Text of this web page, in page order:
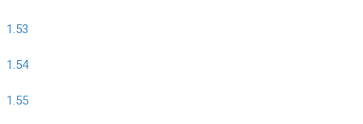
1.53
1.54
1.55